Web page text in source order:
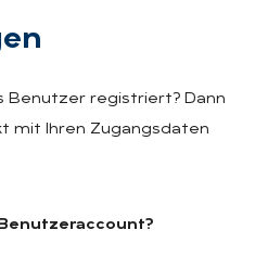
Benutzer registriert? Dann
mit Ihren Zugangsdaten